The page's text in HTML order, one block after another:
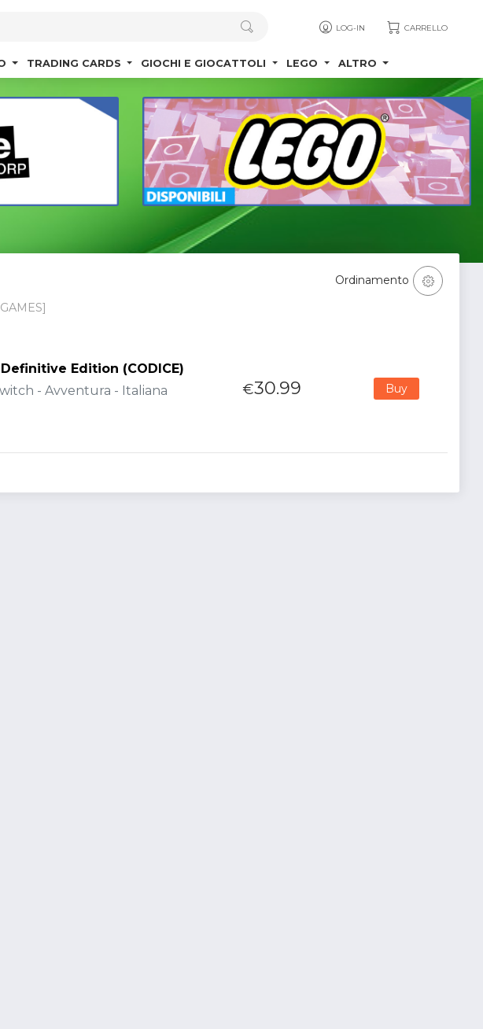
LOG-IN CARRELLO
TRADING CARDS GIOCHI E GIOCATTOLI LEGO ALTRO
Ordinamento
Edition (CODICE)
- Avventura - Italiana
€30.99 Buy